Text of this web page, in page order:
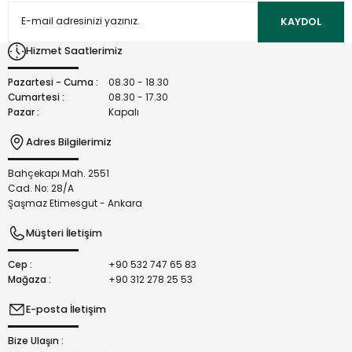
Ürün açıklamasında eksik bilgiler bulunuyor.
Bu ürüne benzer farklı alternatifler olmalı.
KAYDOL
Hizmet Saatlerimiz
Pazartesi - Cuma :
08.30 - 18.30
Cumartesi :
08.30 - 17.30
Pazar :
Kapalı
Adres Bilgilerimiz
Bahçekapı Mah. 2551
Cad. No: 28/A
Şaşmaz Etimesgut - Ankara
Müşteri İletişim
Cep :
+90 532 747 65 83
Mağaza :
+90 312 278 25 53
E-posta İletişim
Bize Ulaşın :